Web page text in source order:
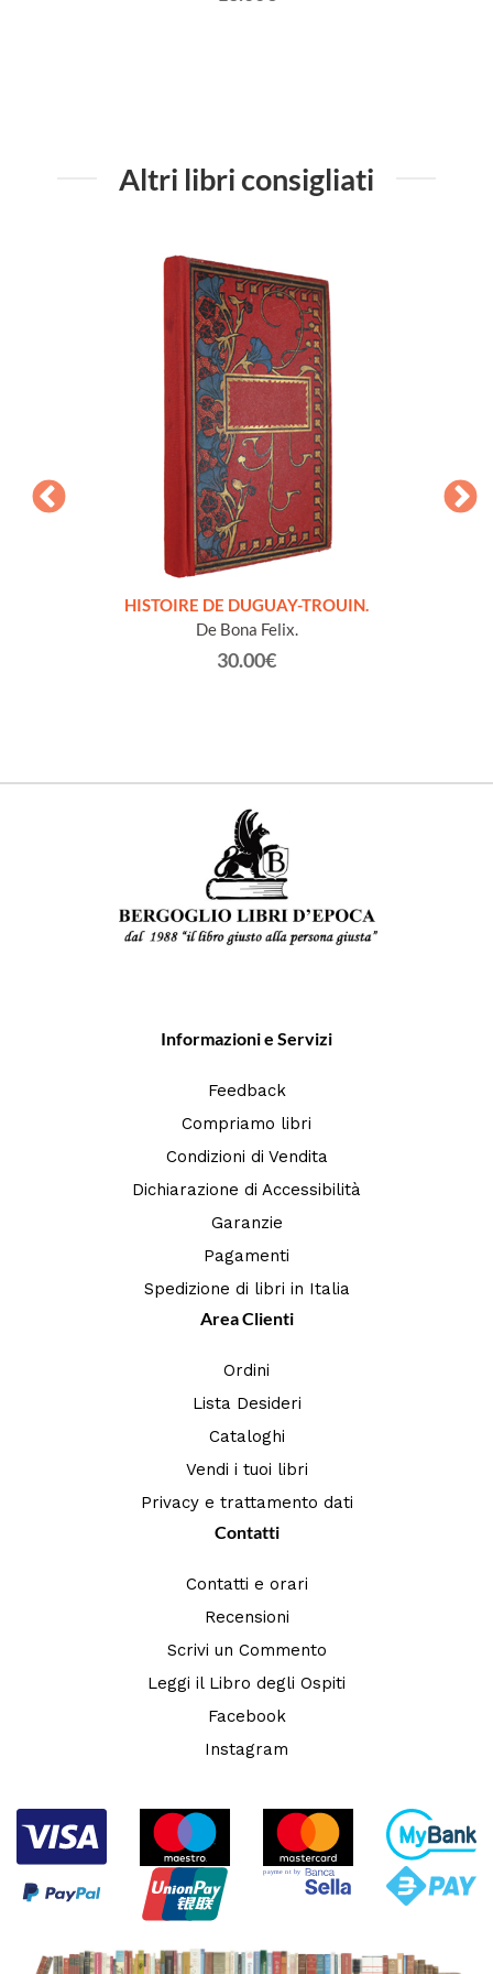
Altri libri consigliati
HISTOIRE DE DUGUAY-TROUIN.
De Bona Felix.
30.00€
Informazioni e Servizi
Feedback
Compriamo libri
Condizioni di Vendita
Dichiarazione di Accessibilità
Garanzie
Pagamenti
Spedizione di libri in Italia
Area Clienti
Ordini
Lista Desideri
Cataloghi
Vendi i tuoi libri
Privacy e trattamento dati
Contatti
Contatti e orari
Recensioni
Scrivi un Commento
Leggi il Libro degli Ospiti
Facebook
Instagram